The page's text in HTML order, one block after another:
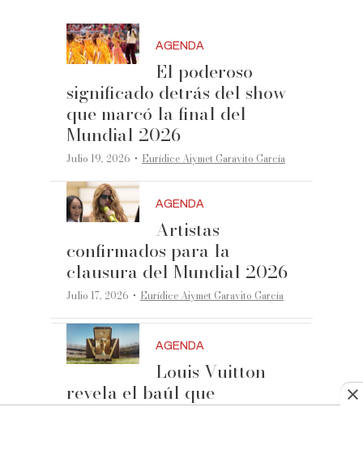
AGENDA
El poderoso
significado detrás del show
que marcó la final del
Mundial 2026
Julio 19, 2026 ·Eurídice Aiymet Garavito García
AGENDA
Artistas
confirmados para la
clausura del Mundial 2026
Julio 17, 2026 ·Eurídice Aiymet Garavito García
AGENDA
Louis Vuitton
revela el baúl que
custodiará el trofeo de la